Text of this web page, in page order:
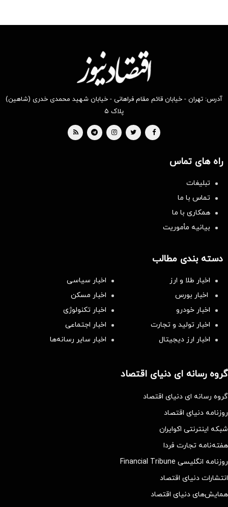
آدرس: تهران - خیابان قائم مقام فراهانی - خیابان شهید محمدی خدری (شاهین)
پلاک ۵
راه های تماس
تبلیغات
تماس با ما
همکاری با ما
بیانیه مأموریت
دسته بندی مطالب
اخبار طلا و ارز
اخبار سیاسی
اخبار بورس
اخبار مسکن
اخبار خودرو
اخبار تکنولوژی
اخبار تولید و تجارت
اخبار اجتماعی
اخبار ارز دیجیتال
اخبار سایر رسانه‌‌ها
گروه رسانه ای دنیای اقتصاد
گروه رسانه ای دنیای اقتصاد
روزنامه دنیای اقتصاد
شبکه اینترنتی اکوایران
هفته‌نامه تجارت فردا
روزنامه انگلیسی Financial Tribune
انتشارات دنیای اقتصاد
همایش‌های دنیای اقتصاد